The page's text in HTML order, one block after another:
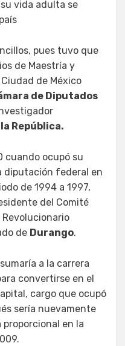
vida adulta se
pues tuvo que
de Maestría y
de México
de Diputados
República.
cuando ocupó su
diputación federal en
de 1994 a 1997,
del Comité
de Durango.
a la carrera
convertirse en el
cargo que ocupó
sería nuevamente
proporcional en la